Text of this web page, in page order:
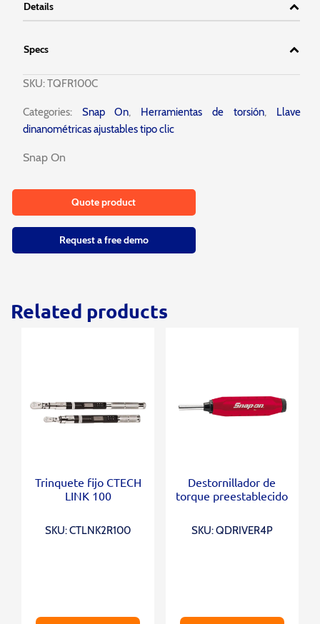
Details
Specs
SKU:TQFR100C
Categories:Snap On, Herramientas de torsión, Llave
dinanométricas ajustables tipo clic
Snap On
Quote product
Request a free demo
Related products
Trinquete fijo CTECH
LINK 100
SKU: CTLNK2R100
Destornillador de
torque preestablecido
SKU: QDRIVER4P